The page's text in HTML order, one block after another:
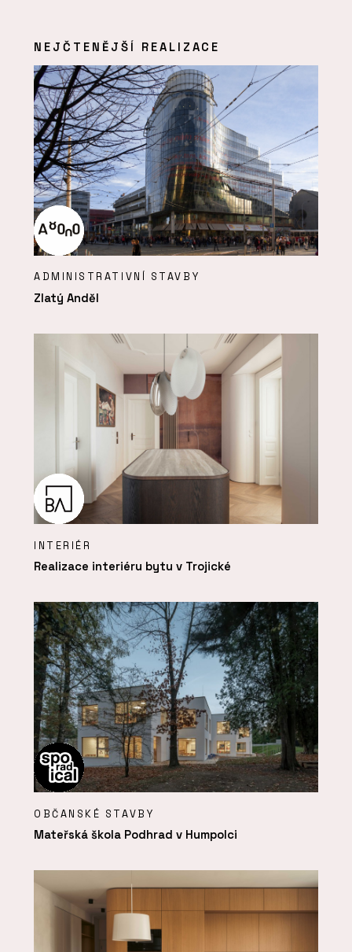
NEJČTENĚJŠÍ REALIZACE
ADMINISTRATIVNÍ STAVBY
Zlatý Anděl
INTERIÉR
Realizace interiéru bytu v Trojické
OBČANSKÉ STAVBY
Mateřská škola Podhrad v Humpolci